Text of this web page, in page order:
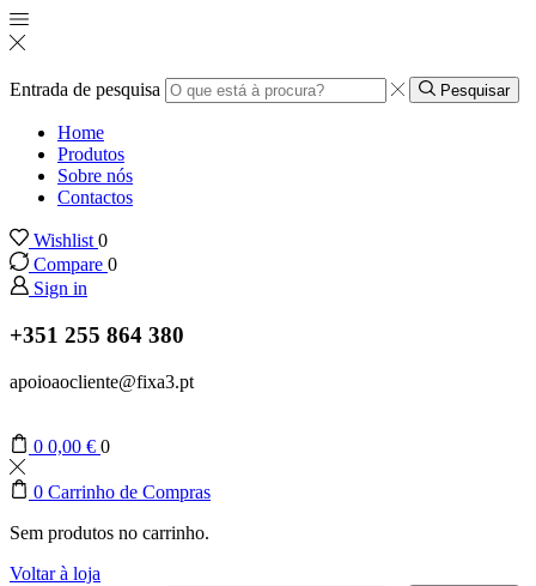
Entrada de pesquisa Pesquisar
Home
Produtos
Sobre nós
Contactos
Wishlist 0
Compare 0
Sign in
+351 255 864 380
apoioaocliente@fixa3.pt
0 0,00 € 0
0 Carrinho de Compras
Sem produtos no carrinho.
Voltar à loja